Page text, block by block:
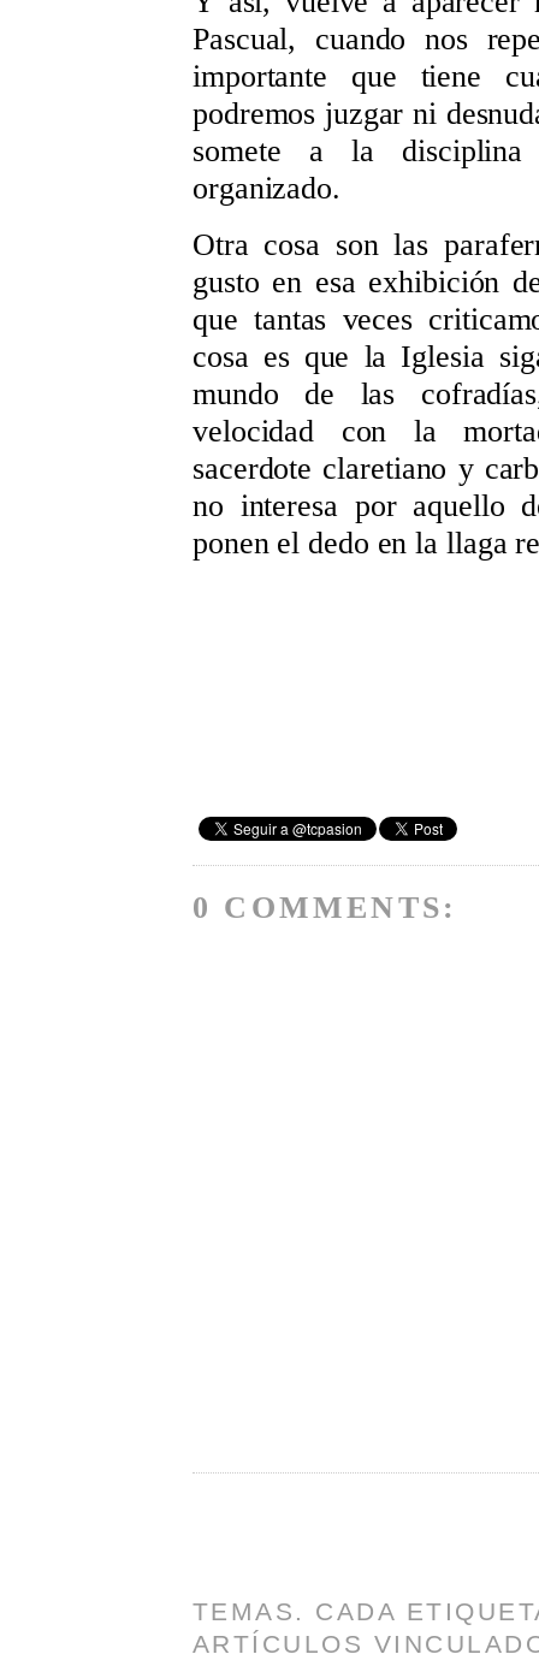
Pascual, cuando nos
importante que tiene
podremos juzgar ni
somete a la disciplina
organizado.
Otra cosa son las
gusto en esa exhibición
que tantas veces
cosa es que la Iglesia
mundo de las
velocidad con la
sacerdote claretiano y
no interesa por aquello
ponen el dedo en la llaga
0 COMMENTS:
TEMAS. CADA
ARTÍCULOS